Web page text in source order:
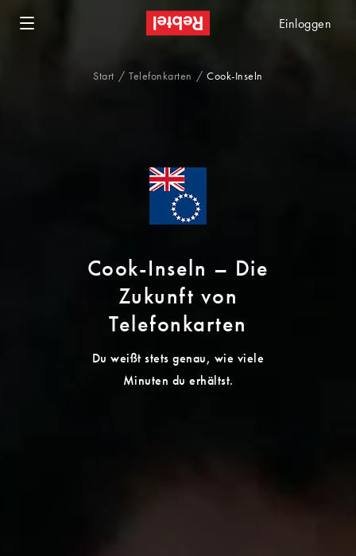
Start Telefonkarten Cook-Inseln
Einloggen
Cook-Inseln – Die
Zukunft von
Telefonkarten
Du weißt stets genau, wie viele
Minuten du erhältst.